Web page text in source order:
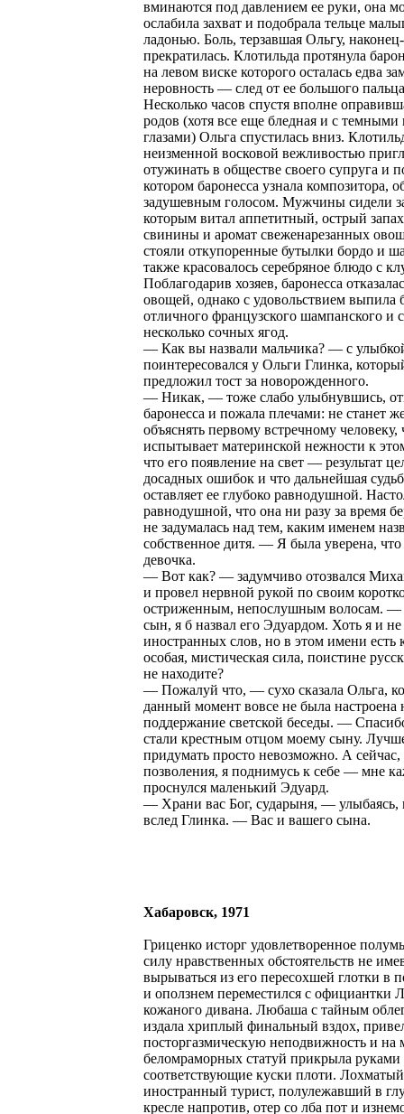
вминаются под давлением ее руки, она
ослабила захват и подобрала тельце
ладонью. Боль, терзавшая Ольгу,
прекратилась. Клотильда протянула
на левом виске которого осталась едва
неровность — след от ее большого
Несколько часов спустя вполне
родов (хотя все еще бледная и с темными
глазами) Ольга спустилась вниз.
неизменной восковой вежливостью
отужинать в обществе своего супруга и
котором баронесса узнала композитора,
задушевным голосом. Мужчины сидели
которым витал аппетитный, острый
свинины и аромат свеженарезанных
стояли откупоренные бутылки бордо и
также красовалось серебряное блюдо с
Поблагодарив хозяев, баронесса
овощей, однако с удовольствием выпила
отличного французского шампанского и
несколько сочных ягод.
— Как вы назвали мальчика? — с
поинтересовался у Ольги Глинка,
предложил тост за новорожденного.
— Никак, — тоже слабо улыбнувшись,
баронесса и пожала плечами: не станет
объяснять первому встречному человеку,
испытывает материнской нежности к
что его появление на свет — результат
досадных ошибок и что дальнейшая
оставляет ее глубоко равнодушной.
равнодушной, что она ни разу за время
не задумалась над тем, каким именем
собственное дитя. — Я была уверена, что
девочка.
— Вот как? — задумчиво отозвался
и провел нервной рукой по своим
остриженным, непослушным волосам. —
сын, я б назвал его Эдуардом. Хоть я и
иностранных слов, но в этом имени есть
особая, мистическая сила, поистине
не находите?
— Пожалуй что, — сухо сказала Ольга,
данный момент вовсе не была настроена
поддержание светской беседы. —
стали крестным отцом моему сыну.
придумать просто невозможно. А сейчас,
позволения, я поднимусь к себе — мне
проснулся маленький Эдуард.
— Храни вас Бог, сударыня, — улыбаясь,
вслед Глинка. — Вас и вашего сына.
Хабаровск, 1971
Гриценко исторг удовлетворенное
силу нравственных обстоятельств не
вырываться из его пересохшей глотки в
и оползнем переместился с официантки
кожаного дивана. Любаша с тайным
издала хриплый финальный вздох,
посторгазмическую неподвижность и на
беломраморных статуй прикрыла руками
соответствующие куски плоти. Лохматый
иностранный турист, полулежавший в
кресле напротив, отер со лба пот и